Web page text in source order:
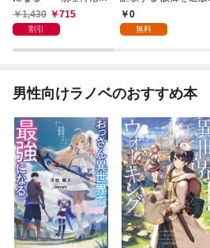
覚醒者～
1,430 715
割引
れたら、魔王のお膝元
で超絶効果のマジック
0
無料
男性向けラノベのおすすめ本